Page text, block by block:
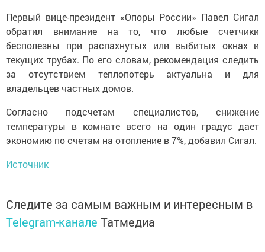
Первый вице-президент «Опоры России» Павел Сигал
обратил внимание на то, что любые счетчики
бесполезны при распахнутых или выбитых окнах и
текущих трубах. По его словам, рекомендация следить
за отсутствием теплопотерь актуальна и для
владельцев частных домов.
Согласно подсчетам специалистов, снижение
температуры в комнате всего на один градус дает
экономию по счетам на отопление в 7%, добавил Сигал.
Источник
Следите за самым важным и интересным в
Telegram-канале Татмедиа